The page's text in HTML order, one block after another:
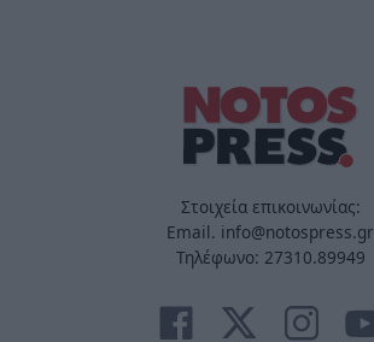
Στοιχεία επικοινωνίας:
Email. info@notospress.gr
Τηλέφωνο: 27310.89949